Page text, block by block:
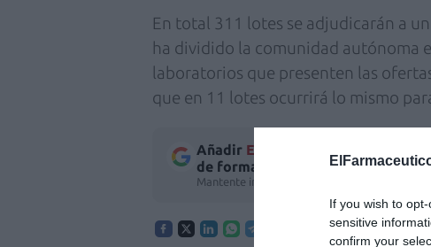
If you wish to
sensitive
confirm your
En total 311 lotes se adjudicarán a
ha dividido la comunidad autónoma
laboratorios que presenten las
que en 11 lotes ocurrirá lo mismo
Añadir El Farmacéutico
de forma gratuita
Mantente informado con las últimas noticias